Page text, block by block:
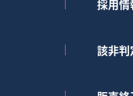
採用情
該非判